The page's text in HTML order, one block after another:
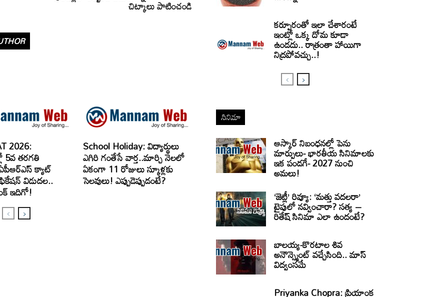
చిట్కాలు పాటించండి
2026:
5వ తరగతి
క్యాట్‌
విడుదల..
ఇదిగో!
School Holiday: విద్యార్థులు
ఎగిరి గంతేసే వార్త..మార్చి నెలలో
ఏకంగా 11 రోజులు స్కూళ్లకు
సెలవులు! ఎప్పుడెప్పుడంటే?
కర్పూరంతో ఇలా చేశారంటే
ఇంట్లో ఒక్క దోమ కూడా
ఉండదు.. రాత్రంతా హాయిగా
నిద్రపోవచ్చు..!
సినిమా
ఆస్కార్ నిబంధనల్లో పెను
మార్పులు- భారతీయ సినిమాలకు
ఇక పండగే- 2027 నుంచి
అమలు!
‘జెట్లీ’ రివ్యూ: ‘మత్తు వదలరా’
టైపులో నవ్వించారా? సత్య –
రితేష్ సినిమా ఎలా ఉందంటే?
బాలయ్య-కొరటాల శివ
అనౌన్స్మెంట్ వచ్చేసింది.. మాస్
విద్వంసమే
Priyanka Chopra: ప్రియాంక